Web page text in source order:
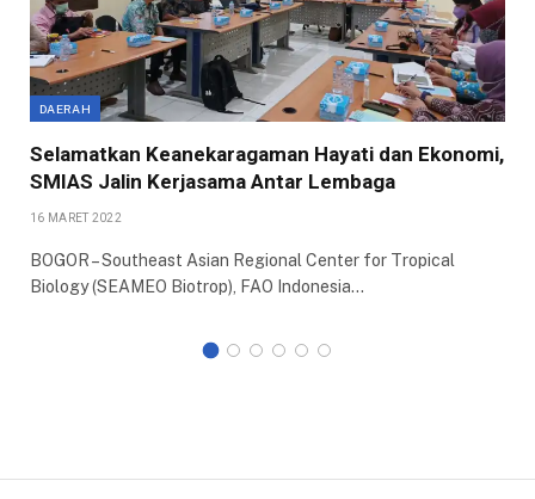
DAERAH
Selamatkan Keanekaragaman Hayati dan Ekonomi,
SMIAS Jalin Kerjasama Antar Lembaga
16 MARET 2022
BOGOR – Southeast Asian Regional Center for Tropical
Biology (SEAMEO Biotrop), FAO Indonesia…